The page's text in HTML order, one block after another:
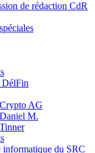
de rédaction CdR
DélFin
AG
M.
informatique du SRC